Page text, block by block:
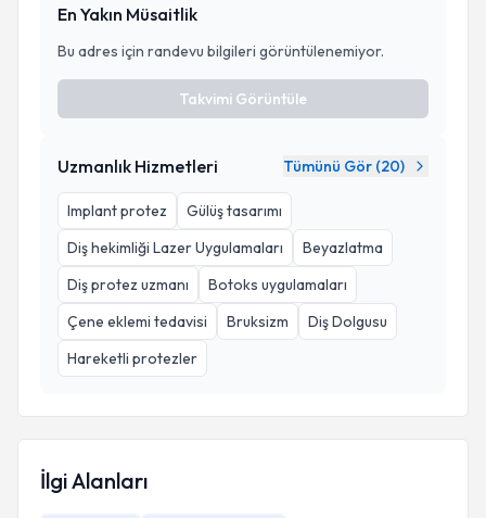
En Yakın Müsaitlik
Bu adres için randevu bilgileri görüntülenemiyor.
Takvimi Görüntüle
Uzmanlık Hizmetleri Tümünü Gör (20)
Implant protez
Gülüş tasarımı
Diş hekimliği Lazer Uygulamaları
Beyazlatma
Diş protez uzmanı
Botoks uygulamaları
Çene eklemi tedavisi
Bruksizm
Diş Dolgusu
Hareketli protezler
İlgi Alanları